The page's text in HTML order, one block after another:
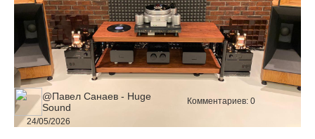
@Павел Санаев - Huge
Sound
24/05/2026
Комментариев: 0